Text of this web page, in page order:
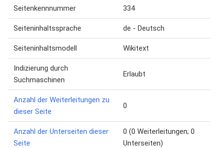
Seitenkennnummer 334
Seiteninhaltssprache de - Deutsch
Seiteninhaltsmodell Wikitext
Indizierung durch
Suchmaschinen
Erlaubt
Anzahl der Weiterleitungen zu
dieser Seite
0
Anzahl der Unterseiten dieser
Seite
0 (0 Weiterleitungen; 0
Unterseiten)